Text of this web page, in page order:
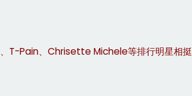
T-Pain、Chrisette Michele等排行明星相挺